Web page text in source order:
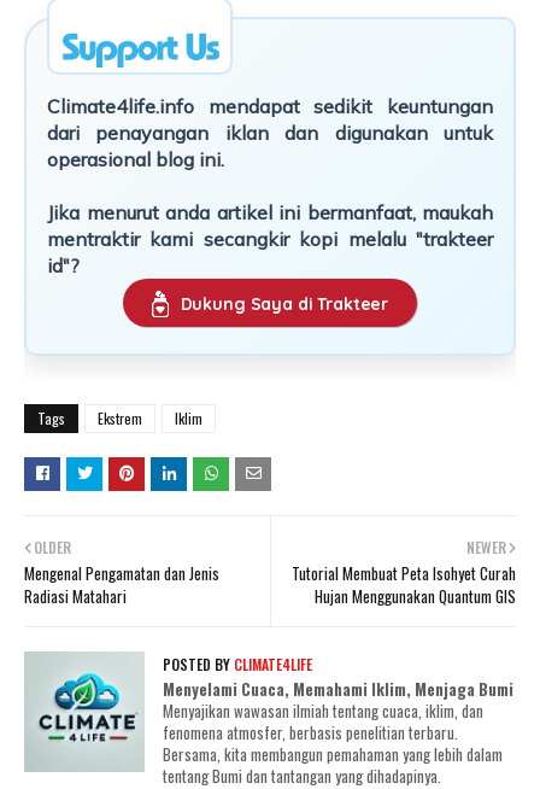
Climate4life.info mendapat sedikit keuntungan
dari penayangan iklan dan digunakan untuk
operasional blog ini.
Jika menurut anda artikel ini bermanfaat, maukah
mentraktir kami secangkir kopi melalu "trakteer
id"?
Dukung Saya di Trakteer
Tags Ekstrem Iklim
NEWER
Tutorial Membuat Peta Isohyet Curah
Hujan Menggunakan Quantum GIS
OLDER
Mengenal Pengamatan dan Jenis
Radiasi Matahari
POSTED BY CLIMATE4LIFE
Menyelami Cuaca, Memahami Iklim, Menjaga Bumi
Menyajikan wawasan ilmiah tentang cuaca, iklim, dan
fenomena atmosfer, berbasis penelitian terbaru.
Bersama, kita membangun pemahaman yang lebih dalam
tentang Bumi dan tantangan yang dihadapinya.